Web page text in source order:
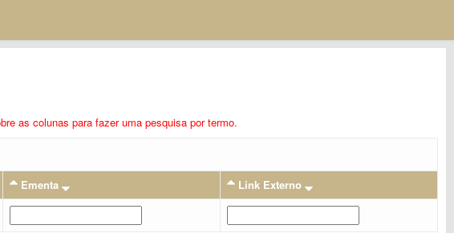
as colunas para fazer uma pesquisa por termo.
Ementa Link Externo